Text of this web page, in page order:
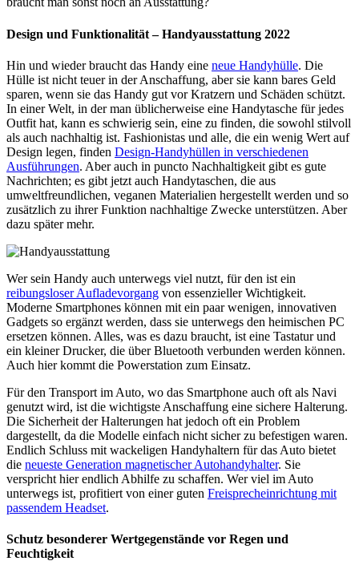
Design und Funktionalität – Handyausstattung 2022
Hin und wieder braucht das Handy eine neue Handyhülle. Die
Hülle ist nicht teuer in der Anschaffung, aber sie kann bares Geld
sparen, wenn sie das Handy gut vor Kratzern und Schäden schützt.
In einer Welt, in der man üblicherweise eine Handytasche für jedes
Outfit hat, kann es schwierig sein, eine zu finden, die sowohl stilvoll
als auch nachhaltig ist. Fashionistas und alle, die ein wenig Wert auf
Design legen, finden Design-Handyhüllen in verschiedenen
Ausführungen. Aber auch in puncto Nachhaltigkeit gibt es gute
Nachrichten; es gibt jetzt auch Handytaschen, die aus
umweltfreundlichen, veganen Materialien hergestellt werden und so
zusätzlich zu ihrer Funktion nachhaltige Zwecke unterstützen. Aber
dazu später mehr.
Wer sein Handy auch unterwegs viel nutzt, für den ist ein
reibungsloser Aufladevorgang von essenzieller Wichtigkeit.
Moderne Smartphones können mit ein paar wenigen, innovativen
Gadgets so ergänzt werden, dass sie unterwegs den heimischen PC
ersetzen können. Alles, was es dazu braucht, ist eine Tastatur und
ein kleiner Drucker, die über Bluetooth verbunden werden können.
Auch hier kommt die Powerstation zum Einsatz.
Für den Transport im Auto, wo das Smartphone auch oft als Navi
genutzt wird, ist die wichtigste Anschaffung eine sichere Halterung.
Die Sicherheit der Halterungen hat jedoch oft ein Problem
dargestellt, da die Modelle einfach nicht sicher zu befestigen waren.
Endlich Schluss mit wackeligen Handyhaltern für das Auto bietet
die neueste Generation magnetischer Autohandyhalter. Sie
verspricht hier endlich Abhilfe zu schaffen. Wer viel im Auto
unterwegs ist, profitiert von einer guten Freisprecheinrichtung mit
passendem Headset.
Schutz besonderer Wertgegenstände vor Regen und
Feuchtigkeit